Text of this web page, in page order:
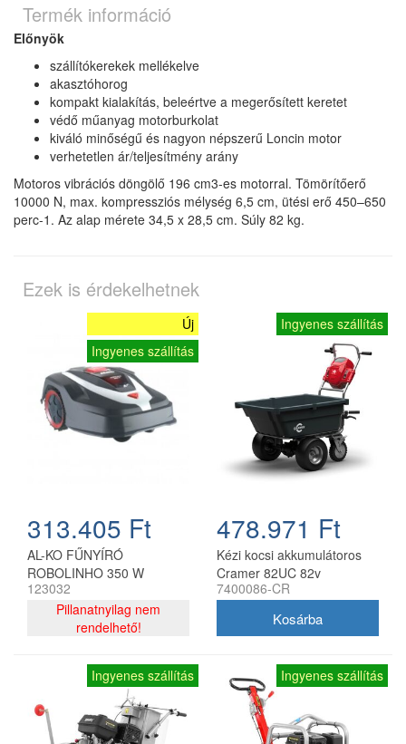
Termék információ
Előnyök
szállítókerekek mellékelve
akasztóhorog
kompakt kialakítás, beleértve a megerősített keretet
védő műanyag motorburkolat
kiváló minőségű és nagyon népszerű Loncin motor
verhetetlen ár/teljesítmény arány
Motoros vibrációs döngölő 196 cm3-es motorral. Tömörítőerő
10000 N, max. kompressziós mélység 6,5 cm, ütési erő 450–650
perc-1. Az alap mérete 34,5 x 28,5 cm. Súly 82 kg.
Ezek is érdekelhetnek
Új
Ingyenes szállítás
313.405 Ft
AL-KO FŰNYÍRÓ
ROBOLINHO 350 W
123032
Pillanatnyilag nem
rendelhető!
Ingyenes szállítás
478.971 Ft
Kézi kocsi akkumulátoros
Cramer 82UC 82v
akkumulátor és töltő nélkül
7400086-CR
Ingyenes szállítás Ingyenes szállítás